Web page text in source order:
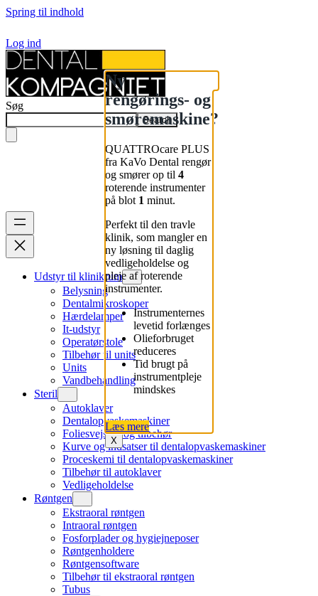
Spring til indhold
Log ind
Søg
Search
Udstyr til klinikrum
Belysning
Dentalmikroskoper
Hærdelamper
It-udstyr
Operatørstole
Tilbehør til units
Units
Vandbehandling
Steril
Autoklaver
Dentalopvaskemaskiner
Foliesvejsere og tilbehør
Kurve og indsatser til dentalopvaskemaskiner
Proceskemi til dentalopvaskemaskiner
Tilbehør til autoklaver
Vedligeholdelse
Røntgen
Ekstraoral røntgen
Intraoral røntgen
Fosforplader og hygiejneposer
Røntgenholdere
Røntgensoftware
Tilbehør til ekstraoral røntgen
Tubus
Ny
rengørings- og
smøremaskine?
QUATTROcare PLUS
fra KaVo Dental rengør
og smører op til4
roterende instrumenter
på blot 1 minut.
Perfekt til den travle
klinik, som mangler en
ny løsning til daglig
vedligeholdelse og
pleje af roterende
instrumenter.
Instrumenternes
levetid forlænges
Olieforbruget
reduceres
Tid brugt på
instrumentpleje
mindskes
Læs mere
X